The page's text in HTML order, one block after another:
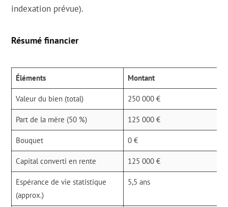
indexation prévue).
Résumé financier
Éléments Montant
Valeur du bien (total) 250 000 €
Part de la mère (50 %) 125 000 €
Bouquet 0 €
Capital converti en rente 125 000 €
Espérance de vie statistique
(approx.)
5,5 ans